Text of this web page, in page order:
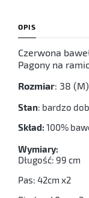
OPIS
Czerwona
Pagony na
Rozmiar: 38 (M)
Stan: bardzo
Skład: 100%
Wymiary:
Długość: 99 cm
Pas: 42cm x2